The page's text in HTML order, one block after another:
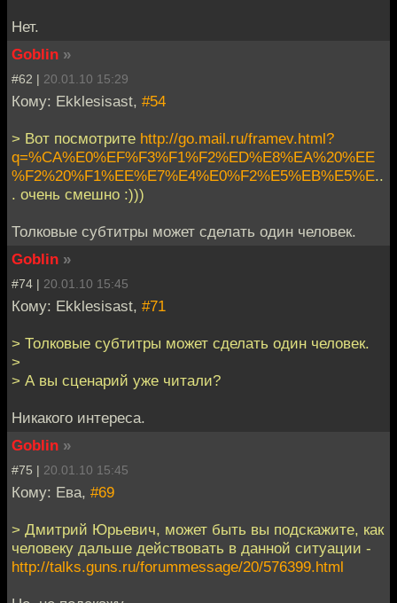
Нет.
Goblin »
#62 | 20.01.10 15:29
Кому: Ekklesisast, #54
> Вот посмотрите http://go.mail.ru/framev.html?
q=%CA%E0%EF%F3%F1%F2%ED%E8%EA%20%EE
%F2%20%F1%EE%E7%E4%E0%F2%E5%EB%E5%E..
. очень смешно :)))
Толковые субтитры может сделать один человек.
Goblin »
#74 | 20.01.10 15:45
Кому: Ekklesisast, #71
> Толковые субтитры может сделать один человек.
>
> А вы сценарий уже читали?
Никакого интереса.
Goblin »
#75 | 20.01.10 15:45
Кому: Ева, #69
> Дмитрий Юрьевич, может быть вы подскажите, как
человеку дальше действовать в данной ситуации -
http://talks.guns.ru/forummessage/20/576399.html